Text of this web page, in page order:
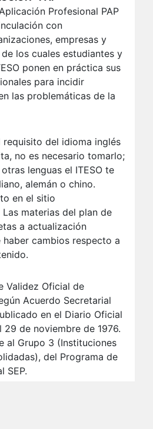
Profesional PAP
con
empresas y
los cuales estudiantes y
ponen en práctica sus
para incidir
las problemáticas de la
del idioma inglés
no es necesario tomarlo;
lenguas el ITESO te
alemán o chino.
en el sitio
Las materias del plan de
a actualización
cambios respecto a
Validez Oficial de
Acuerdo Secretarial
en el Diario Oficial
29 de noviembre de 1976.
al Grupo 3 (Instituciones
del Programa de
SEP.